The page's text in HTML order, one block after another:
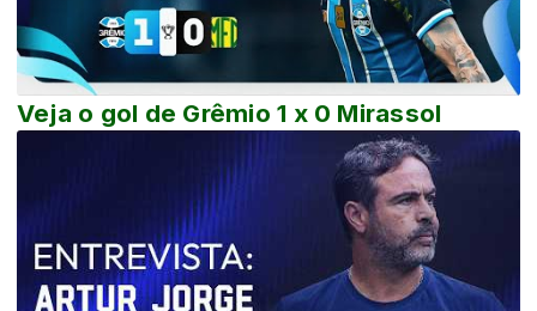
Veja o gol de Grêmio 1 x 0 Mirassol